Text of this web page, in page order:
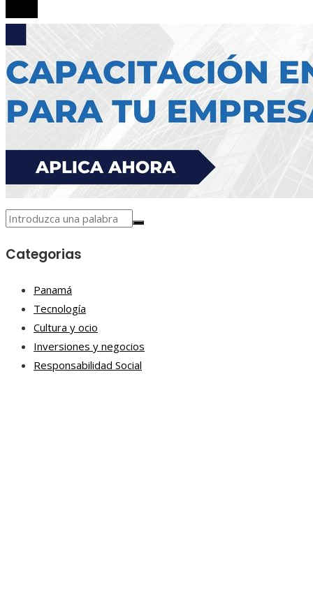
Categorias
Panamá
Tecnología
Cultura y ocio
Inversiones y negocios
Responsabilidad Social